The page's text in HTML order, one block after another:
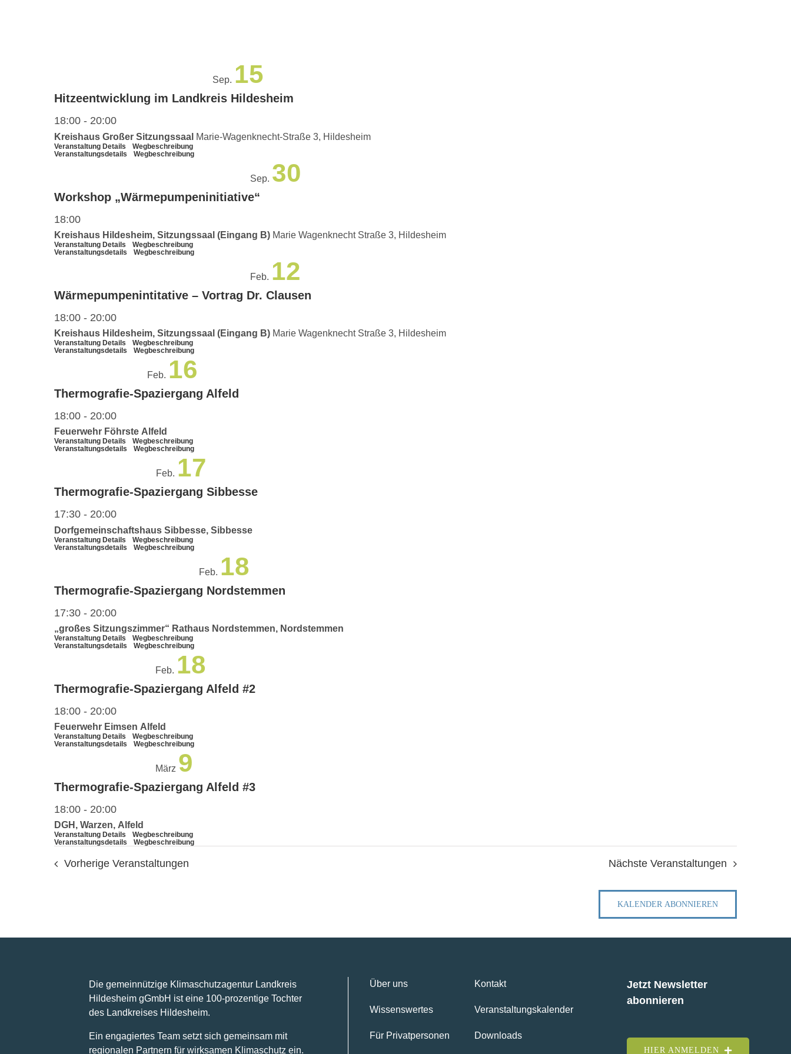
Sep. 15
Hitzeentwicklung im Landkreis Hildesheim
18:00 - 20:00
Kreishaus Großer Sitzungssaal Marie-Wagenknecht-Straße 3, Hildesheim
Veranstaltung Details
Wegbeschreibung
Veranstaltungsdetails
Wegbeschreibung
Sep. 30
Workshop „Wärmepumpeninitiative“
18:00
Kreishaus Hildesheim, Sitzungssaal (Eingang B) Marie Wagenknecht Straße 3, Hildesheim
Veranstaltung Details
Wegbeschreibung
Veranstaltungsdetails
Wegbeschreibung
Feb. 12
Wärmepumpenintitative – Vortrag Dr. Clausen
18:00 - 20:00
Kreishaus Hildesheim, Sitzungssaal (Eingang B) Marie Wagenknecht Straße 3, Hildesheim
Veranstaltung Details
Wegbeschreibung
Veranstaltungsdetails
Wegbeschreibung
Feb. 16
Thermografie-Spaziergang Alfeld
18:00 - 20:00
Feuerwehr Föhrste Alfeld
Veranstaltung Details
Wegbeschreibung
Veranstaltungsdetails
Wegbeschreibung
Feb. 17
Thermografie-Spaziergang Sibbesse
17:30 - 20:00
Dorfgemeinschaftshaus Sibbesse, Sibbesse
Veranstaltung Details
Wegbeschreibung
Veranstaltungsdetails
Wegbeschreibung
Feb. 18
Thermografie-Spaziergang Nordstemmen
17:30 - 20:00
„großes Sitzungszimmer“ Rathaus Nordstemmen, Nordstemmen
Veranstaltung Details
Wegbeschreibung
Veranstaltungsdetails
Wegbeschreibung
Feb. 18
Thermografie-Spaziergang Alfeld #2
18:00 - 20:00
Feuerwehr Eimsen Alfeld
Veranstaltung Details
Wegbeschreibung
Veranstaltungsdetails
Wegbeschreibung
März 9
Thermografie-Spaziergang Alfeld #3
18:00 - 20:00
DGH, Warzen, Alfeld
Veranstaltung Details
Wegbeschreibung
Veranstaltungsdetails
Wegbeschreibung
Vorherige Veranstaltungen NächsteVeranstaltungen
KALENDER ABONNIEREN
Die gemeinnützige Klimaschutzagentur Landkreis
Hildesheim gGmbH ist eine 100-prozentige Tochter
des Landkreises Hildesheim.
Ein engagiertes Team setzt sich gemeinsam mit
regionalen Partnern für wirksamen Klimaschutz ein.
Über uns
Wissenswertes
Für Privatpersonen
Kontakt
Veranstaltungskalender
Downloads
Jetzt Newsletter
abonnieren
HIER ANMELDEN